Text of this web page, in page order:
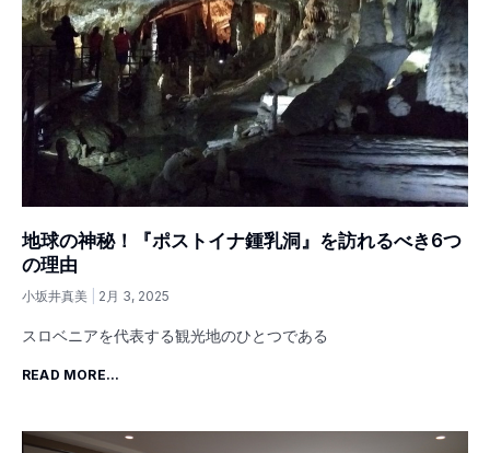
地球の神秘！『ポストイナ鍾乳洞』を訪れるべき6つ
の理由
小坂井真美 2月 3, 2025
スロベニアを代表する観光地のひとつである
READ MORE...